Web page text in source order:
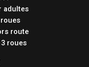
adultes
route
roues